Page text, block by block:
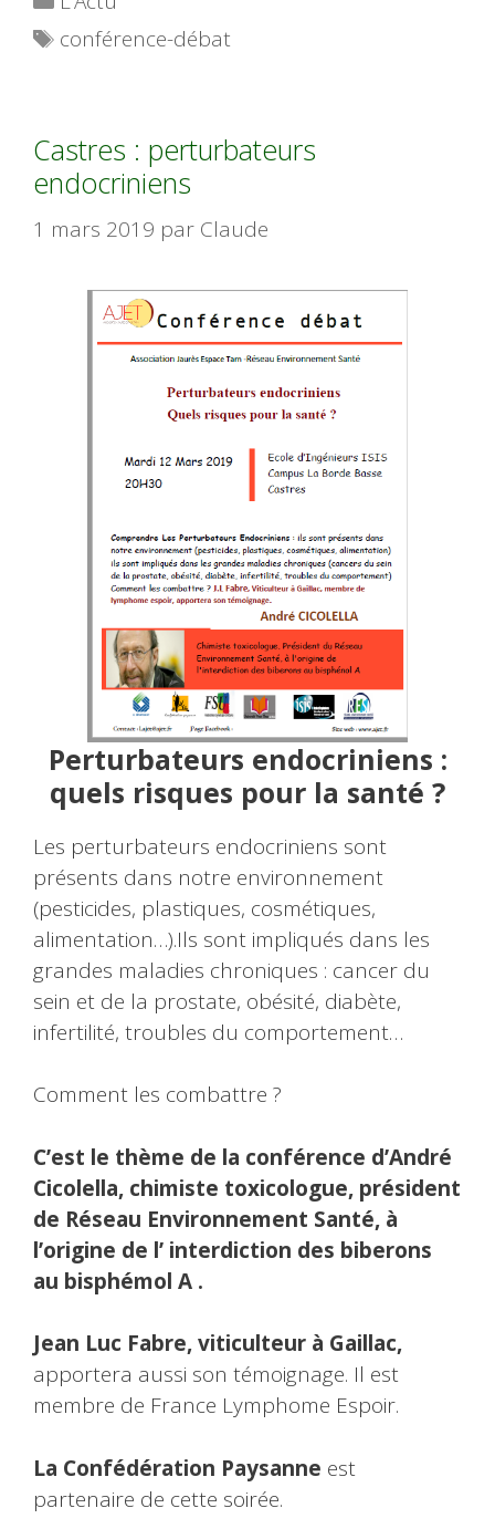
Étiquettes
conférence-débat
Castres : perturbateurs
endocriniens
1 mars 2019 par Claude
Perturbateurs endocriniens :
quels risques pour la santé ?
Les perturbateurs endocriniens sont
présents dans notre environnement
(pesticides, plastiques, cosmétiques,
alimentation…).Ils sont impliqués dans les
grandes maladies chroniques : cancer du
sein et de la prostate, obésité, diabète,
infertilité, troubles du comportement…
Comment les combattre ?
C’est le thème de la conférence d’André
Cicolella, chimiste toxicologue, président
de Réseau Environnement Santé, à
l’origine de l’ interdiction des biberons
au bisphémol A .
Jean Luc Fabre, viticulteur à Gaillac,
apportera aussi son témoignage. Il est
membre de France Lymphome Espoir.
La Confédération Paysanne est
partenaire de cette soirée.